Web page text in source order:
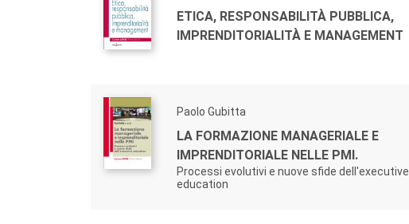
ETICA, RESPONSABILITÀ PUBBLICA,
IMPRENDITORIALITÀ E MANAGEMENT
Paolo Gubitta
LA FORMAZIONE MANAGERIALE E
IMPRENDITORIALE NELLE PMI.
Processi evolutivi e nuove sfide dell'executive
education